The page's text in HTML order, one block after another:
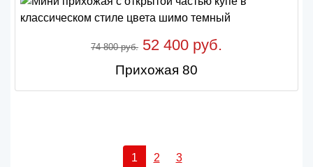
74 800 руб. 52 400 руб.
Прихожая 80
1 2 3